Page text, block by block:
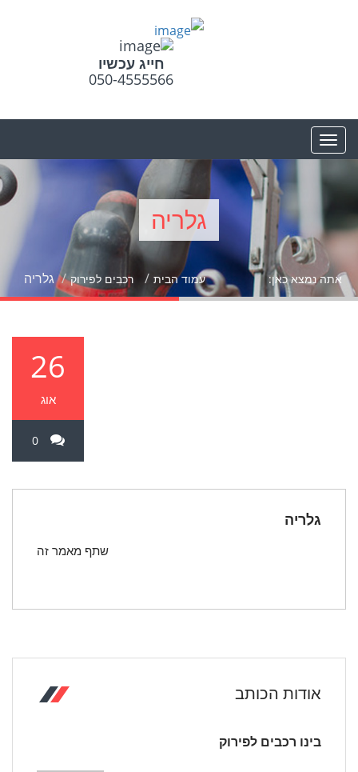
חייג עכשיו
050-4555566
גלריה
אתה נמצא כאן: עמוד הבית רכבים לפירוק גלריה
26
אוג
0
גלריה
שתף מאמר זה
אודות הכותב
בינו רכבים לפירוק